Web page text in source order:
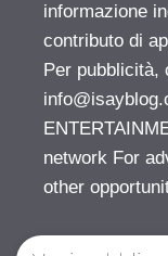
informazione
contributo di
Per pubblicità,
network For
other